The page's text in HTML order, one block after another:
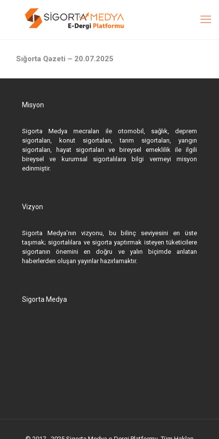
Sığorta Qəzeti – 20.07.2025
Misyon
Sigorta Medya mecraları ile otomobil, sağlık, deprem
sigortaları, konut sigortaları, tarım sigortaları, yangın
sigortaları, hayat sigortaları ve bireysel emeklilik ile ilgili
bireysel ve kurumsal sigortalılara bilgi vermeyi misyon
edinmiştir.
Vizyon
Sigorta Medya’nın vizyonu, bu bilinç seviyesini en üste
taşımak; sigortalılara ve sigorta yaptırmak isteyen tüketicilere
sigortanın önemini en doğru ve yalın biçimde anlatan
haberlerden oluşan yayınlar hazırlamaktır.
Sigorta Medya